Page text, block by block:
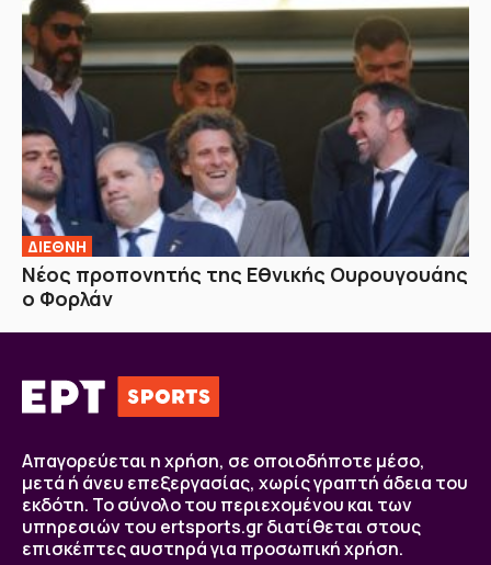
ΔΙΕΘΝΗ
Νέος προπονητής της Εθνικής Ουρουγουάης
ο Φορλάν
Απαγορεύεται η χρήση, σε οποιοδήποτε μέσο,
μετά ή άνευ επεξεργασίας, χωρίς γραπτή άδεια του
εκδότη. Το σύνολο του περιεχομένου και των
υπηρεσιών του ertsports.gr διατίθεται στους
επισκέπτες αυστηρά για προσωπική χρήση.